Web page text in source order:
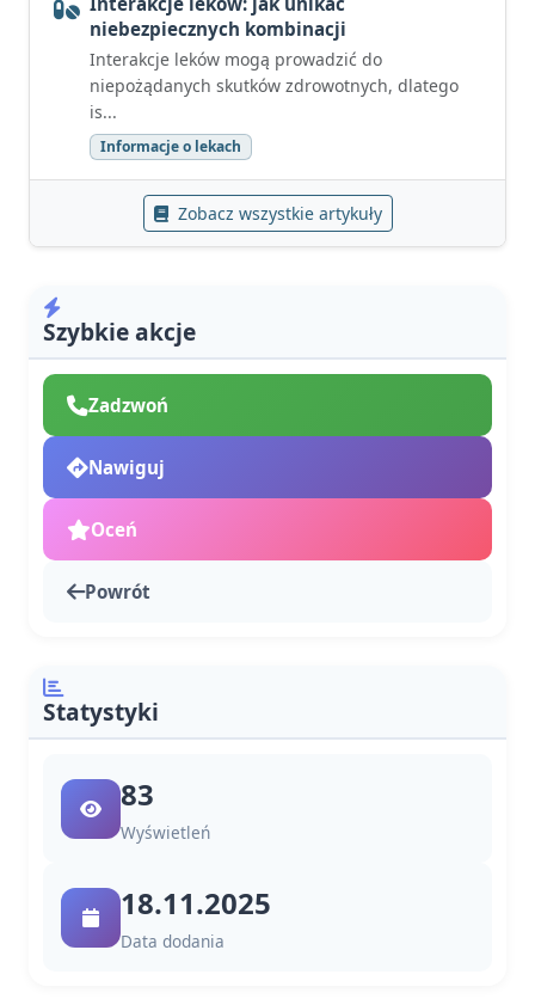
niebezpiecznych kombinacji
Interakcje leków mogą prowadzić do
niepożądanych skutków zdrowotnych, dlatego
is...
Informacje o lekach
Zobacz wszystkie artykuły
Szybkie akcje
Zadzwoń
Nawiguj
Oceń
Powrót
Statystyki
83
Wyświetleń
18.11.2025
Data dodania